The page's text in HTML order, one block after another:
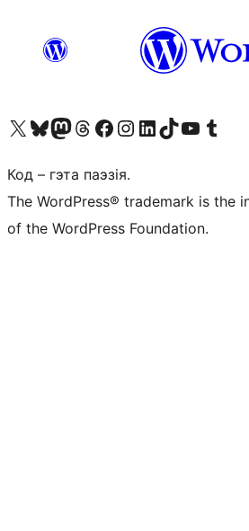
Наведайце наш акаўнт у X (былы Twitter)
Visit our Bluesky account
Visit our Mastodon account
Visit our Threads account
Наведаеце нашу старонку на Facebook
Наведайце наш Instagram
Наведайце нашу старонку ў LinkedIn
Visit our TikTok account
Наведайце наш YouTube канал
Visit our
Код – гэта паэзія.
The WordPress® trademark is the
of the WordPress Foundation.